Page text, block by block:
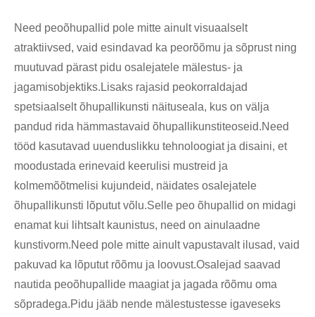
Need peoõhupallid pole mitte ainult visuaalselt
atraktiivsed, vaid esindavad ka peorõõmu ja sõprust ning
muutuvad pärast pidu osalejatele mälestus- ja
jagamisobjektiks.Lisaks rajasid peokorraldajad
spetsiaalselt õhupallikunsti näituseala, kus on välja
pandud rida hämmastavaid õhupallikunstiteoseid.Need
tööd kasutavad uuenduslikku tehnoloogiat ja disaini, et
moodustada erinevaid keerulisi mustreid ja
kolmemõõtmelisi kujundeid, näidates osalejatele
õhupallikunsti lõputut võlu.Selle peo õhupallid on midagi
enamat kui lihtsalt kaunistus, need on ainulaadne
kunstivorm.Need pole mitte ainult vapustavalt ilusad, vaid
pakuvad ka lõputut rõõmu ja loovust.Osalejad saavad
nautida peoõhupallide maagiat ja jagada rõõmu oma
sõpradega.Pidu jääb nende mälestustesse igaveseks